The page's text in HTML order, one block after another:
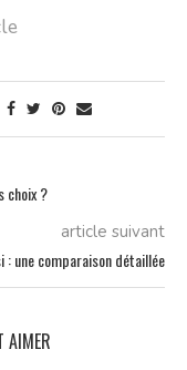
choix ?
article suivant
: une comparaison détaillée
AIMER